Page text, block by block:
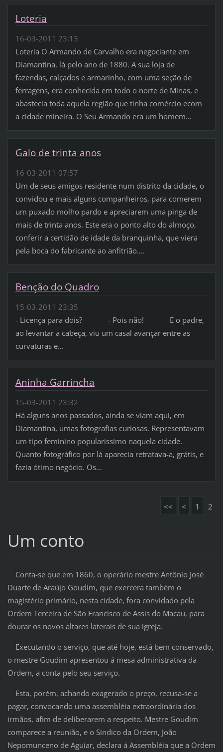
Loteria
16-03-2011 23:13
Loteria O Armando de Carvalho era negociante em
Diamantina, lá pelo ano de 1880. A sua loja de
fazendas, calçados e armarinho, com uma seção de
ferragens, era conhecida em todo o norte de Minas, e
abastecia toda aquela região que tinha comércio ecom
a cidade mineira. O Seu Armando era um homem...
Galo de trinta anos
16-03-2011 07:57
Um de seus amigos residente num distrito da cidade, o
convidou e mais alguns companheiros, para comerem
um puxado molho pardo e apreciarem uma pinga de
mais de trinta anos. Este era o ponto alto do almoço,
conferir a certidão de idade da branquinha, que viera
pela boca do fabricante ao anfitrião....
Benção do Quadro
15-03-2011 23:35
- Licença para dois? - Pois não! E o padre,
ao levantar a cabeça, viu um casal avançar entre as
curvaturas e...
Aninha Garrincha
15-03-2011 23:32
Há alguns anos passados, ainda se viam aqui, em
Diamantina, umas fotografias curiosas. Representavam
um tipo feminino popularissimo naquela cidade.
Quanto fotográfico por lá aparecia retratava-a, grátis, e
fazia ótimo negócio. Os...
<< < 1 2
Um conto
Conta-se que em 1860, o operário mestre Antônio José
Duarte de Araújo Goudim, que exercera também o
magistério primário, nesta cidade, fora convidado pela
Ordem Terceira de São Francisco de Assis do Macau, para
dourar os novos altares laterais de sua igreja.
Executando o serviço, que até hoje, está bem conservado,
o mestre Goudim apresentou á mesa administrativa da
Ordem, a conta pelo seu serviço.
Esta, porém, achando exagerado o preço, recusa-se a
pagar, convocando uma assembléia extraordinária dos
irmãos, afim de deliberarem a respeito. Mestre Goudim
comparece a reunião, e o Sindico da Ordem, João
Nepomunceno de Aguiar, declara á Assembléia que a Ordem